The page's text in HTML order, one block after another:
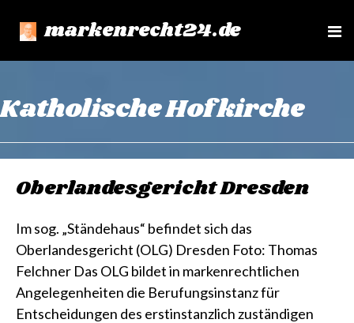
markenrecht24.de
e
Katholische Hofkirche
Oberlandesgericht Dresden
Im sog. „Ständehaus“ befindet sich das
Oberlandesgericht (OLG) Dresden Foto: Thomas
Felchner Das OLG bildet in markenrechtlichen
Angelegenheiten die Berufungsinstanz für
Entscheidungen des erstinstanzlich zuständigen